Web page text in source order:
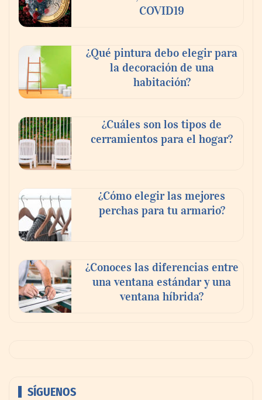
La poda de árboles perfecta: ¿Cuándo y
cómo?
COVID19
¿Qué pintura debo elegir para
la decoración de una
habitación?
¿Cuáles son los tipos de
cerramientos para el hogar?
¿Cómo elegir las mejores
perchas para tu armario?
¿Conoces las diferencias entre
una ventana estándar y una
ventana híbrida?
SÍGUENOS